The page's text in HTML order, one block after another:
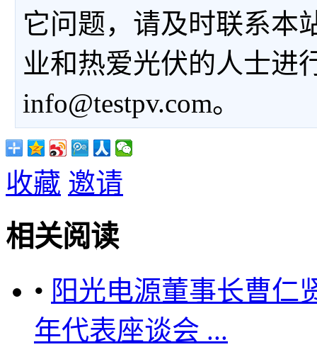
它问题，请及时联系本
业和热爱光伏的人士进
info@testpv.com。
收藏 邀请
相关阅读
• 阳光电源董事长曹仁
年代表座谈会 ...